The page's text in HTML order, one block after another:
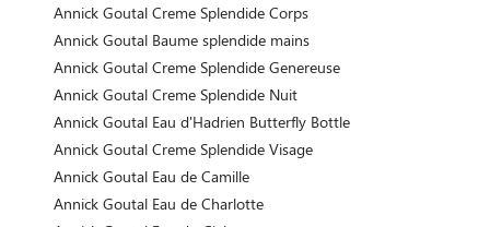
Annick Goutal Creme Splendide Corps
Annick Goutal Baume splendide mains
Annick Goutal Creme Splendide Genereuse
Annick Goutal Creme Splendide Nuit
Annick Goutal Eau d'Hadrien Butterfly Bottle
Annick Goutal Creme Splendide Visage
Annick Goutal Eau de Camille
Annick Goutal Eau de Charlotte